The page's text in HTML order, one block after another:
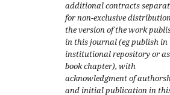
additional contracts
for non-exclusive
the version of the work
in this journal (eg publish in
institutional repository or
book chapter), with
acknowledgment of
and initial publication in